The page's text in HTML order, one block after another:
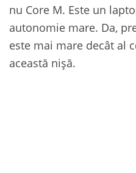
nu Core M. Este un
autonomie mare. Da,
este mai mare decât al
această nișă.